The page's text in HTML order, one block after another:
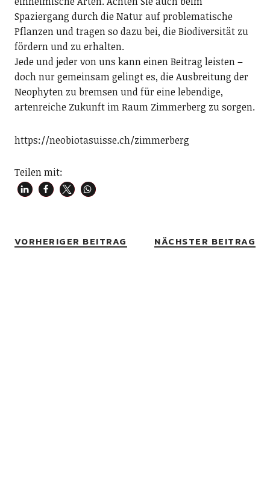
Spaziergang durch die Natur auf problematische
Pflanzen und tragen so dazu bei, die Biodiversität zu
fördern und zu erhalten.
Jede und jeder von uns kann einen Beitrag leisten –
doch nur gemeinsam gelingt es, die Ausbreitung der
Neophyten zu bremsen und für eine lebendige,
artenreiche Zukunft im Raum Zimmerberg zu sorgen.
https://neobiotasuisse.ch/zimmerberg
Teilen mit:
VORHERIGER BEITRAG NÄCHSTER BEITRAG